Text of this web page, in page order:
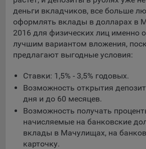
составить представление о тенденциях
сайта в целом. Общество использует
анализа трафика на сайтах.
9.5. Файлы cookie, применяемые для
аудитории и в рекламных целях,
Технические/Функциональные,
Необходимые для функционирования
платформ «Google Analytics»,
(статистические), установлены на
передаются третьим лицам, часть из
время пользования сайтом;
деньги вкладчиков, все больше
оформлять вклады в долларах в
2016 для физических лиц именно
лучшим вариантом вложения,
предлагают выгодные условия:
Ставки: 1,5% - 3,5% годовых.
Возможность открытия
дня и до 60 месяцев.
Возможность получать
начисляемые на банковские
вклады в Мачулищах, на
карточку.